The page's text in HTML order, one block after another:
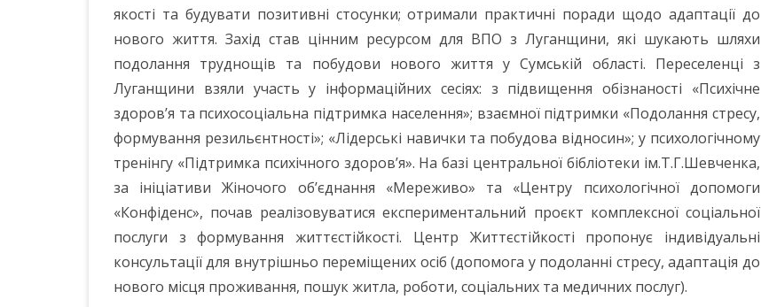
якості та будувати позитивні стосунки; отримали практичні поради щодо адаптації до
нового життя. Захід став цінним ресурсом для ВПО з Луганщини, які шукають шляхи
подолання труднощів та побудови нового життя у Сумській області. Переселенці з
Луганщини взяли участь у інформаційних сесіях: з підвищення обізнаності «Психічне
здоров’я та психосоціальна підтримка населення»; взаємної підтримки «Подолання стресу,
формування резильєнтності»; «Лідерські навички та побудова відносин»; у психологічному
тренінгу «Підтримка психічного здоров’я». На базі центральної бібліотеки ім.Т.Г.Шевченка,
за ініціативи Жіночого об’єднання «Мереживо» та «Центру психологічної допомоги
«Конфіденс», почав реалізовуватися експериментальний проєкт комплексної соціальної
послуги з формування життєстійкості. Центр Життєстійкості пропонує індивідуальні
консультації для внутрішньо переміщених осіб (допомога у подоланні стресу, адаптація до
нового місця проживання, пошук житла, роботи, соціальних та медичних послуг).